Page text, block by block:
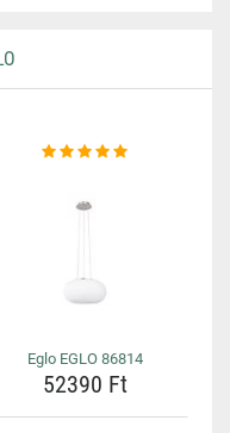
Eglo EGLO 86814
52390 Ft